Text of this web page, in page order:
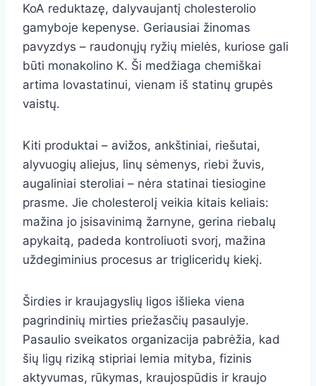
KoA reduktazę, dalyvaujantį cholesterolio
gamyboje kepenyse. Geriausiai žinomas
pavyzdys – raudonųjų ryžių mielės, kuriose gali
būti monakolino K. Ši medžiaga chemiškai
artima lovastatinui, vienam iš statinų grupės
vaistų.
Kiti produktai – avižos, ankštiniai, riešutai,
alyvuogių aliejus, linų sėmenys, riebi žuvis,
augaliniai steroliai – nėra statinai tiesiogine
prasme. Jie cholesterolį veikia kitais keliais:
mažina jo įsisavinimą žarnyne, gerina riebalų
apykaitą, padeda kontroliuoti svorį, mažina
uždegiminius procesus ar trigliceridų kiekį.
Širdies ir kraujagyslių ligos išlieka viena
pagrindinių mirties priežasčių pasaulyje.
Pasaulio sveikatos organizacija pabrėžia, kad
šių ligų riziką stipriai lemia mityba, fizinis
aktyvumas, rūkymas, kraujospūdis ir kraujo